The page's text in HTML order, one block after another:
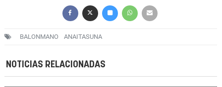
BALONMANO ANAITASUNA
NOTICIAS RELACIONADAS